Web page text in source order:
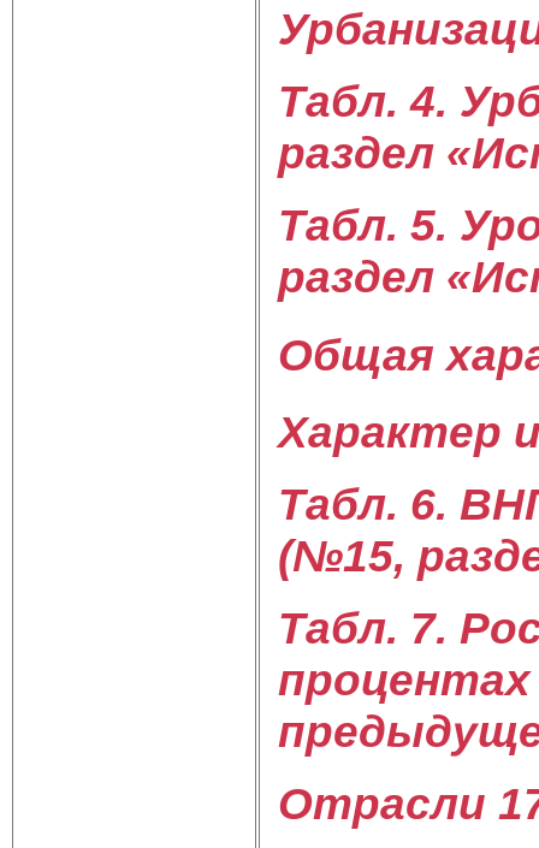
Табл. 4.
раздел
Табл. 5.
раздел
Общая
Характер
Табл. 6.
(№15,
Табл. 7.
Отрасли